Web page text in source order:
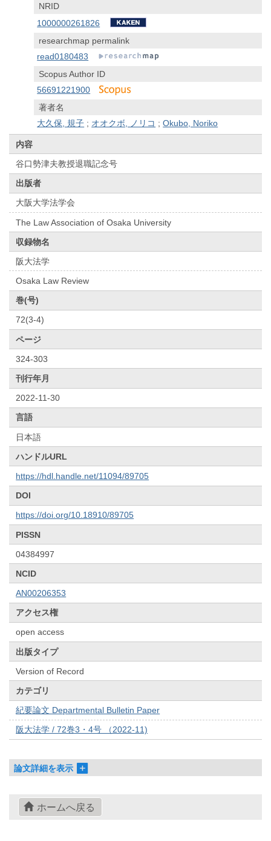
NRID
1000000261826
researchmap permalink
read0180483
Scopus Author ID
56691221900
著者名
大久保, 規子 ; オオクボ, ノリコ ;Okubo, Noriko
内容
谷口勢津夫教授退職記念号
出版者
大阪大学法学会
The Law Association of Osaka University
収録物名
阪大法学
Osaka Law Review
巻(号)
72(3-4)
ページ
324-303
刊行年月
2022-11-30
言語
日本語
ハンドルURL
https://hdl.handle.net/11094/89705
DOI
https://doi.org/10.18910/89705
PISSN
04384997
NCID
AN00206353
アクセス権
open access
出版タイプ
Version of Record
カテゴリ
紀要論文 Departmental Bulletin Paper
阪大法学 / 72巻3・4号 （2022-11)
論文詳細を表示
ホームへ戻る